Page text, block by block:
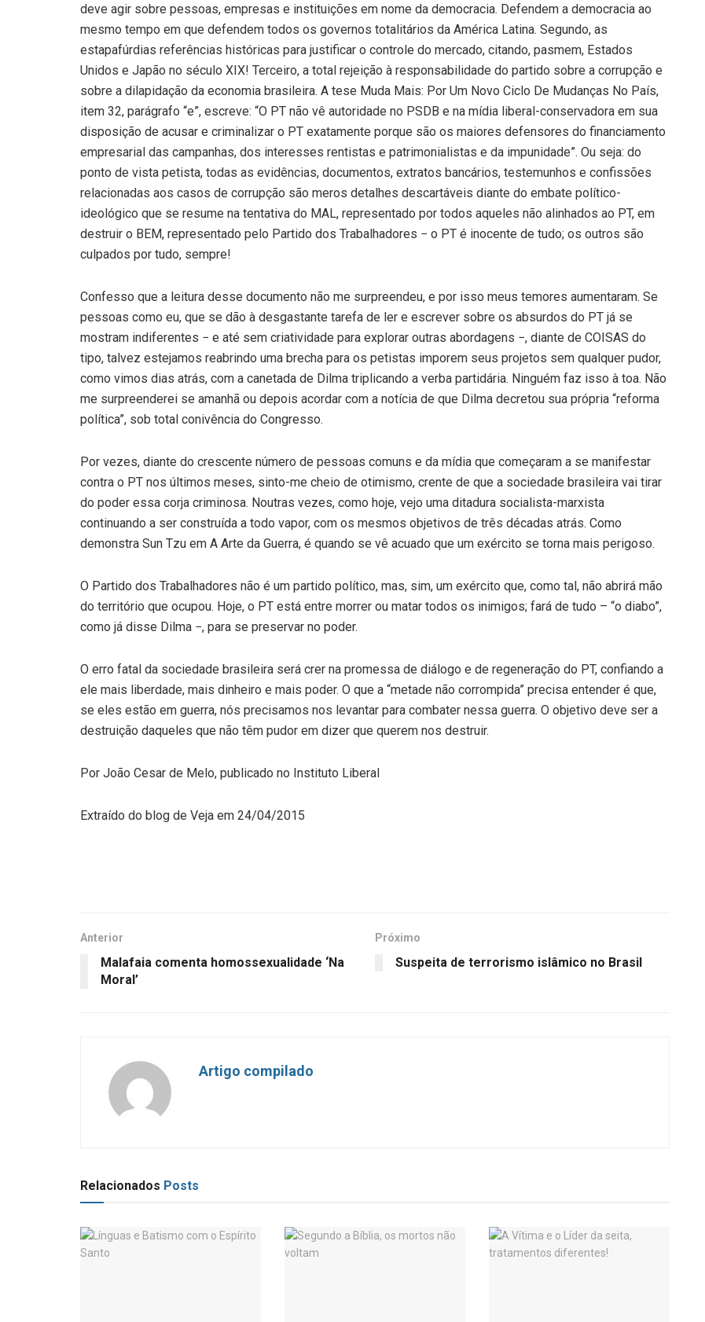
deve agir sobre pessoas, empresas e instituições em nome da democracia. Defendem a democracia ao
mesmo tempo em que defendem todos os governos totalitários da América Latina. Segundo, as
estapafúrdias referências históricas para justificar o controle do mercado, citando, pasmem, Estados
Unidos e Japão no século XIX! Terceiro, a total rejeição à responsabilidade do partido sobre a corrupção e
sobre a dilapidação da economia brasileira. A tese Muda Mais: Por Um Novo Ciclo De Mudanças No País,
item 32, parágrafo “e”, escreve: “O PT não vê autoridade no PSDB e na mídia liberal-conservadora em sua
disposição de acusar e criminalizar o PT exatamente porque são os maiores defensores do financiamento
empresarial das campanhas, dos interesses rentistas e patrimonialistas e da impunidade”. Ou seja: do
ponto de vista petista, todas as evidências, documentos, extratos bancários, testemunhos e confissões
relacionadas aos casos de corrupção são meros detalhes descartáveis diante do embate político-
ideológico que se resume na tentativa do MAL, representado por todos aqueles não alinhados ao PT, em
destruir o BEM, representado pelo Partido dos Trabalhadores − o PT é inocente de tudo; os outros são
culpados por tudo, sempre!
Confesso que a leitura desse documento não me surpreendeu, e por isso meus temores aumentaram. Se
pessoas como eu, que se dão à desgastante tarefa de ler e escrever sobre os absurdos do PT já se
mostram indiferentes − e até sem criatividade para explorar outras abordagens −, diante de COISAS do
tipo, talvez estejamos reabrindo uma brecha para os petistas imporem seus projetos sem qualquer pudor,
como vimos dias atrás, com a canetada de Dilma triplicando a verba partidária. Ninguém faz isso à toa. Não
me surpreenderei se amanhã ou depois acordar com a notícia de que Dilma decretou sua própria “reforma
política”, sob total conivência do Congresso.
Por vezes, diante do crescente número de pessoas comuns e da mídia que começaram a se manifestar
contra o PT nos últimos meses, sinto-me cheio de otimismo, crente de que a sociedade brasileira vai tirar
do poder essa corja criminosa. Noutras vezes, como hoje, vejo uma ditadura socialista-marxista
continuando a ser construída a todo vapor, com os mesmos objetivos de três décadas atrás. Como
demonstra Sun Tzu em A Arte da Guerra, é quando se vê acuado que um exército se torna mais perigoso.
O Partido dos Trabalhadores não é um partido político, mas, sim, um exército que, como tal, não abrirá mão
do território que ocupou. Hoje, o PT está entre morrer ou matar todos os inimigos; fará de tudo – “o diabo”,
como já disse Dilma −, para se preservar no poder.
O erro fatal da sociedade brasileira será crer na promessa de diálogo e de regeneração do PT, confiando a
ele mais liberdade, mais dinheiro e mais poder. O que a “metade não corrompida” precisa entender é que,
se eles estão em guerra, nós precisamos nos levantar para combater nessa guerra. O objetivo deve ser a
destruição daqueles que não têm pudor em dizer que querem nos destruir.
Por João Cesar de Melo, publicado no Instituto Liberal
Extraído do blog de Veja em 24/04/2015
Anterior
Malafaia comenta homossexualidade ‘Na
Moral’
Próximo
Suspeita de terrorismo islâmico no Brasil
Artigo compilado
Relacionados Posts